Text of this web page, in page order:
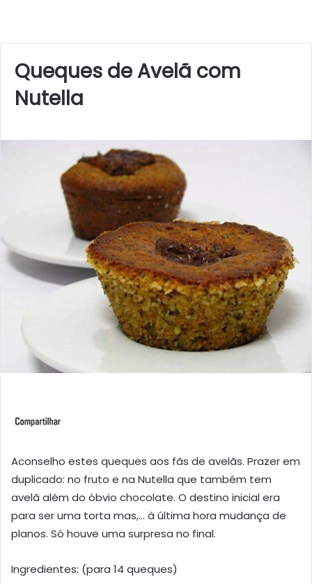
Queques de Avelã com
Nutella
Aconselho estes queques aos fãs de avelãs. Prazer em
duplicado: no fruto e na Nutella que também tem
avelã além do óbvio chocolate. O destino inicial era
para ser uma torta mas,… à última hora mudança de
planos. Só houve uma surpresa no final.
Ingredientes: (para 14 queques)